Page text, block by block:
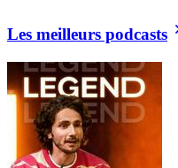
Les meilleurs podcasts